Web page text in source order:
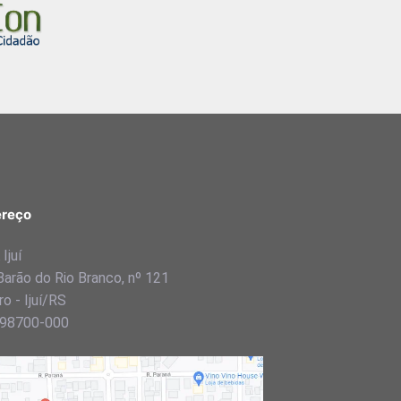
Ijuí
do Rio Branco, nº 121
- Ijuí/RS
000